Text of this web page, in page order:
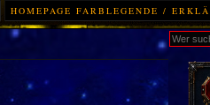
HOMEPAGE FARBLEGENDE /